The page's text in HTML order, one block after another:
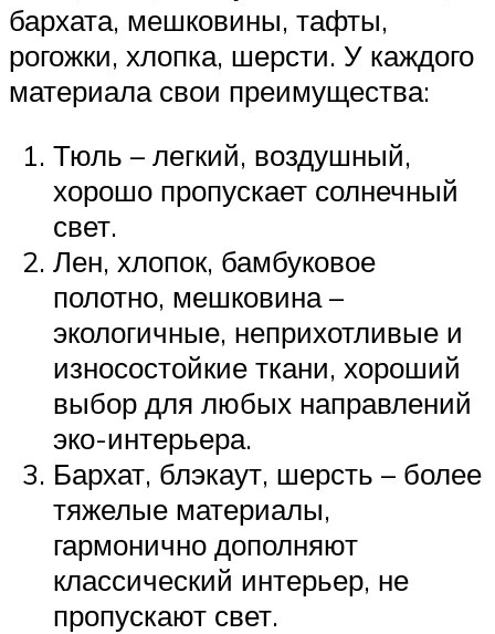
бархата, мешковины, тафты,
рогожки, хлопка, шерсти. У каждого
материала свои преимущества:
Тюль – легкий, воздушный,
хорошо пропускает солнечный
свет.
Лен, хлопок, бамбуковое
полотно, мешковина –
экологичные, неприхотливые и
износостойкие ткани, хороший
выбор для любых направлений
эко-интерьера.
Бархат, блэкаут, шерсть – более
тяжелые материалы,
гармонично дополняют
классический интерьер, не
пропускают свет.